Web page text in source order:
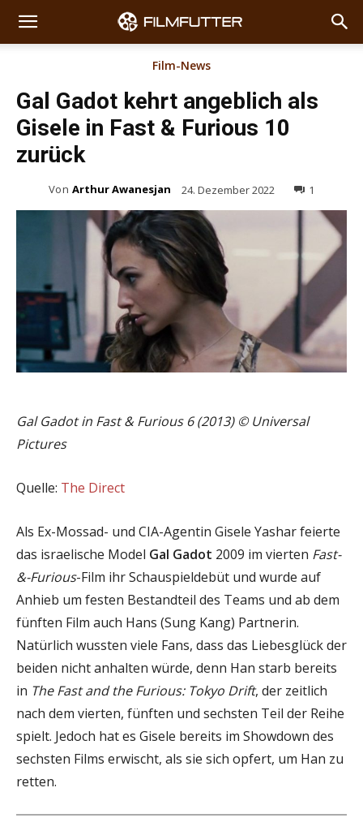
Film-News
Gal Gadot kehrt angeblich als
Gisele in Fast & Furious 10
zurück
Von Arthur Awanesjan 24. Dezember 2022 1
Gal Gadot in Fast & Furious 6 (2013) © Universal
Pictures
Quelle: The Direct
Als Ex-Mossad- und CIA-Agentin Gisele Yashar feierte
das israelische Model Gal Gadot 2009 im vierten Fast-
&-Furious-Film ihr Schauspieldebüt und wurde auf
Anhieb um festen Bestandteil des Teams und ab dem
fünften Film auch Hans (Sung Kang) Partnerin.
Natürlich wussten viele Fans, dass das Liebesglück der
beiden nicht anhalten würde, denn Han starb bereits
in The Fast and the Furious: Tokyo Drift, der zeitlich
nach dem vierten, fünften und sechsten Teil der Reihe
spielt. Jedoch hat es Gisele bereits im Showdown des
sechsten Films erwischt, als sie sich opfert, um Han zu
retten.